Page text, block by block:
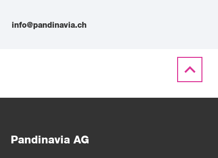
info@pandinavia.ch
Pandinavia AG